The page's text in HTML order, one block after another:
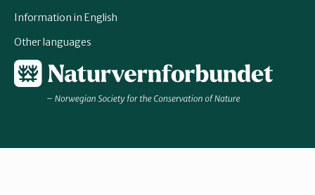
Information in English
Other languages